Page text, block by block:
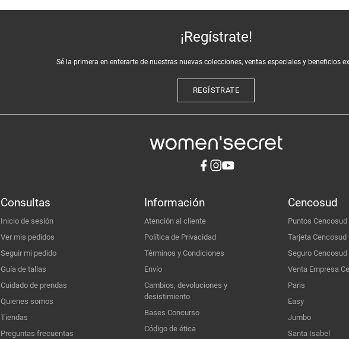
¡Regístrate!
Sé la primera en enterarte de nuestras nuevas colecciones, ventas especiales y beneficios
REGÍSTRATE
Consultas
Inicio de sesión
Ver mis pedidos
Seguir mi pedido
Guía de tallas
Cuidado de prendas
Quienes somos
Tiendas
Preguntas frecuentas
Información
Atención al cliente
Política de Privacidad
Términos y Condiciones
Envío
Cambios, devoluciones y
desistimiento
Bases Concurso
Código de ética
Cencosud
Puntos Cencosud
Tarjeta Cencosud
Seguro Cencosud
Venta Empresa
Paris
Easy
Jumbo
Santa Isabel